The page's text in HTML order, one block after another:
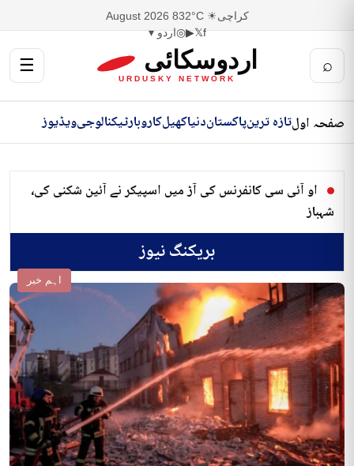
کراچی☀ 32°C
8 August 2026
f
𝕏
▶
◎اردو ▾
⌕ اردوسکائی
URDUSKY NETWORK
☰
صفحہ اولتازہ ترینپاکستاندنیاکھیلکاروبارٹیکنالوجیویڈیوز
او آئی سی کانفرنس کی آڑ میں اسپیکر نے آئین شکنی کی،
شہباز
بریکنگ نیوز
اہم خبر